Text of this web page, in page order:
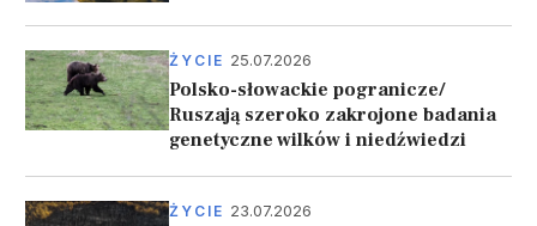
ŻYCIE 25.07.2026
Polsko-słowackie pogranicze/
Ruszają szeroko zakrojone badania
genetyczne wilków i niedźwiedzi
ŻYCIE 23.07.2026